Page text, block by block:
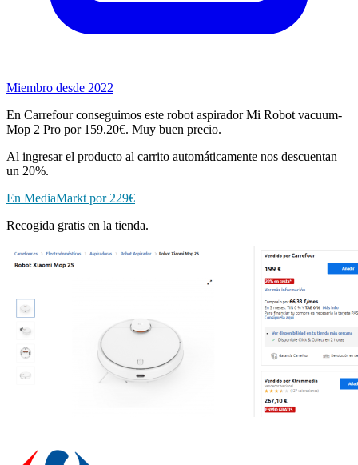
Miembro desde 2022
En Carrefour conseguimos este robot aspirador Mi Robot vacuum-
Mop 2 Pro por 159.20€. Muy buen precio.
Al ingresar el producto al carrito automáticamente nos descuentan
un 20%.
En MediaMarkt por 229€
Recogida gratis en la tienda.